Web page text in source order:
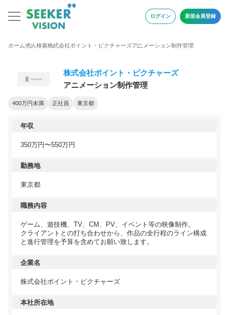
ログイン 新規会員登録
ホーム求人検索株式会社ポイント・ピクチャーズアニメーション制作管理
株式会社ポイント・ピクチャーズ
アニメーション制作管理
400万円未満 正社員 東京都
年収
350万円〜550万円
勤務地
東京都
職務内容
ゲーム、遊技機、TV、CM、PV、イベント等の映像制作。
クライアントとの打ち合わせから、作品の全行程のライン構成
と進行管理を予算を含めてお願い致します。
企業名
株式会社ポイント・ピクチャーズ
本社所在地